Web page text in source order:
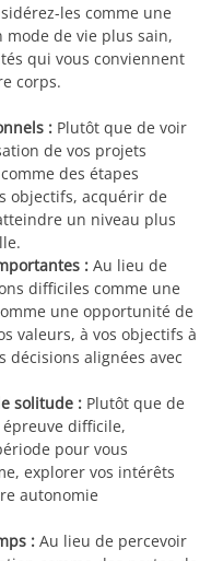
les comme une
de vie plus sain,
qui vous conviennent
corps.
: Plutôt que de voir
de vos projets
des étapes
objectifs, acquérir de
un niveau plus
: Au lieu de
difficiles comme une
une opportunité de
valeurs, à vos objectifs à
décisions alignées avec
solitude : Plutôt que de
difficile,
pour vous
explorer vos intérêts
autonomie
: Au lieu de percevoir